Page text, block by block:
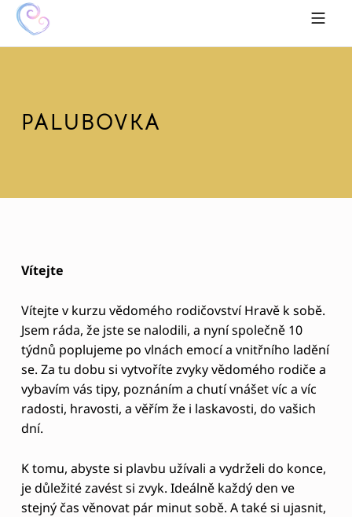
HRAVĚ K SOBĚ MOBILE MENU
PALUBOVKA
Vítejte
Vítejte v kurzu vědomého rodičovství Hravě k sobě.
Jsem ráda, že jste se nalodili, a nyní společně 10
týdnů poplujeme po vlnách emocí a vnitřního ladění
se. Za tu dobu si vytvoříte zvyky vědomého rodiče a
vybavím vás tipy, poznáním a chutí vnášet víc a víc
radosti, hravosti, a věřím že i laskavosti, do vašich
dní.
K tomu, abyste si plavbu užívali a vydrželi do konce,
je důležité zavést si zvyk. Ideálně každý den ve
stejný čas věnovat pár minut sobě. A také si ujasnit,